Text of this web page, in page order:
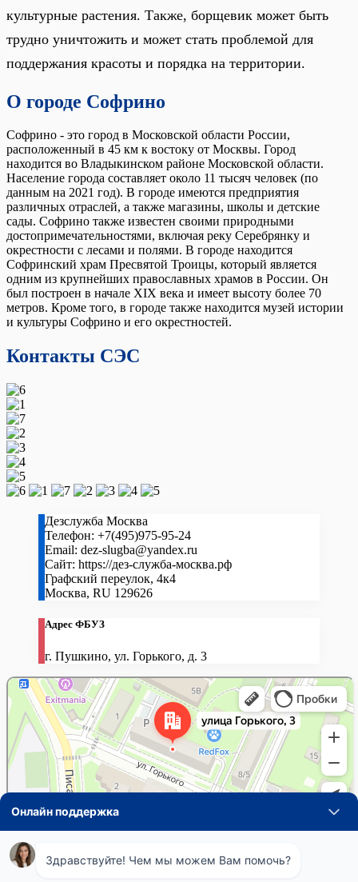
культурные растения. Также, борщевик может быть
трудно уничтожить и может стать проблемой для
поддержания красоты и порядка на территории.
О городе Софрино
Софрино - это город в Московской области России,
расположенный в 45 км к востоку от Москвы. Город
находится во Владыкинском районе Московской области.
Население города составляет около 11 тысяч человек (по
данным на 2021 год). В городе имеются предприятия
различных отраслей, а также магазины, школы и детские
сады. Софрино также известен своими природными
достопримечательностями, включая реку Серебрянку и
окрестности с лесами и полями. В городе находится
Софринский храм Пресвятой Троицы, который является
одним из крупнейших православных храмов в России. Он
был построен в начале XIX века и имеет высоту более 70
метров. Кроме того, в городе также находится музей истории
и культуры Софрино и его окрестностей.
Контакты СЭС
Дезслужба Москва
Телефон: +7(495)975-95-24
Email: dez-slugba@yandex.ru
Сайт: https://дез-служба-москва.рф
Графский переулок, 4к4
Москва, RU 129626
Адрес ФБУЗ
г. Пушкино, ул. Горького, д. 3
Навигация
по
Понедельник
08:00 - 21:00